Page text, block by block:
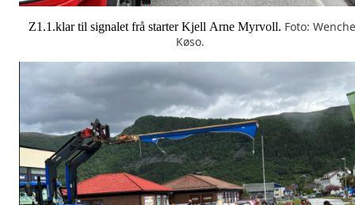
Z1.1.klar til signalet frå starter Kjell Arne Myrvoll. Foto: Wenche
Køso.